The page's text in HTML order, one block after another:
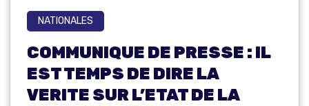
NATIONALES
COMMUNIQUE DE PRESSE : IL
EST TEMPS DE DIRE LA
VERITE SUR L’ETAT DE LA